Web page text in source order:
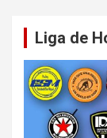
Liga de